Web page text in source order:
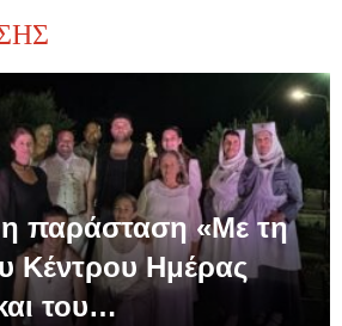
η παράσταση «Με τη
Κέντρου Ημέρας
του…